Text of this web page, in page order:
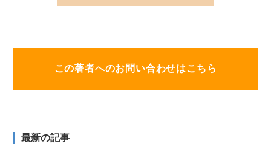
この著者へのお問い合わせはこちら
最新の記事